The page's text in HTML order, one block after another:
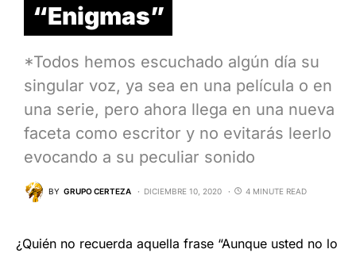
“Enigmas”
*Todos hemos escuchado algún día su
singular voz, ya sea en una película o en
una serie, pero ahora llega en una nueva
faceta como escritor y no evitarás leerlo
evocando a su peculiar sonido
BY GRUPO CERTEZA DICIEMBRE 10, 2020 4 MINUTE READ
¿Quién no recuerda aquella frase “Aunque usted no lo